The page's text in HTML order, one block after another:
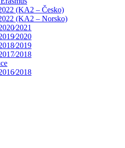
(KA2 – Česko)
(KA2 – Norsko)